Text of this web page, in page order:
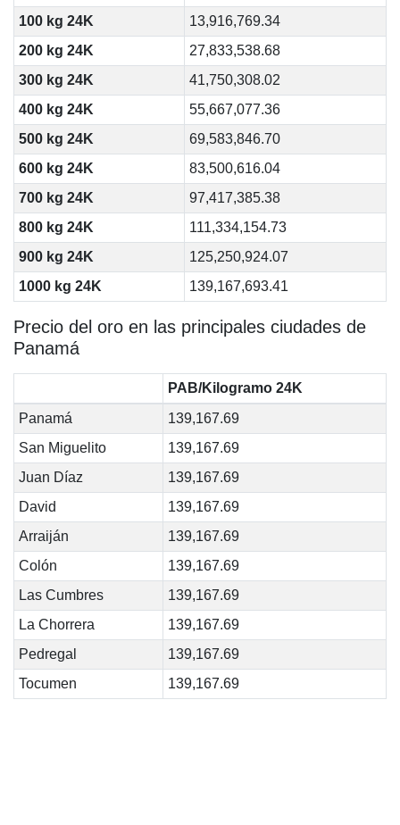
100 kg 24K
13,916,769.34
200 kg 24K
27,833,538.68
300 kg 24K
41,750,308.02
400 kg 24K
55,667,077.36
500 kg 24K
69,583,846.70
600 kg 24K
83,500,616.04
700 kg 24K
97,417,385.38
800 kg 24K
111,334,154.73
900 kg 24K
125,250,924.07
1000 kg 24K
139,167,693.41
Precio del oro en las principales ciudades de
Panamá
PAB/Kilogramo 24K
Panamá
139,167.69
San Miguelito
139,167.69
Juan Díaz
139,167.69
David
139,167.69
Arraiján
139,167.69
Colón
139,167.69
Las Cumbres
139,167.69
La Chorrera
139,167.69
Pedregal
139,167.69
Tocumen
139,167.69